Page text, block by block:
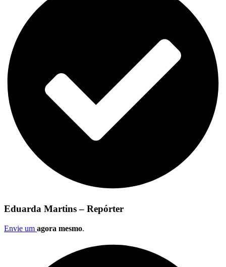
Eduarda Martins – Repórter
Envie um agora mesmo.